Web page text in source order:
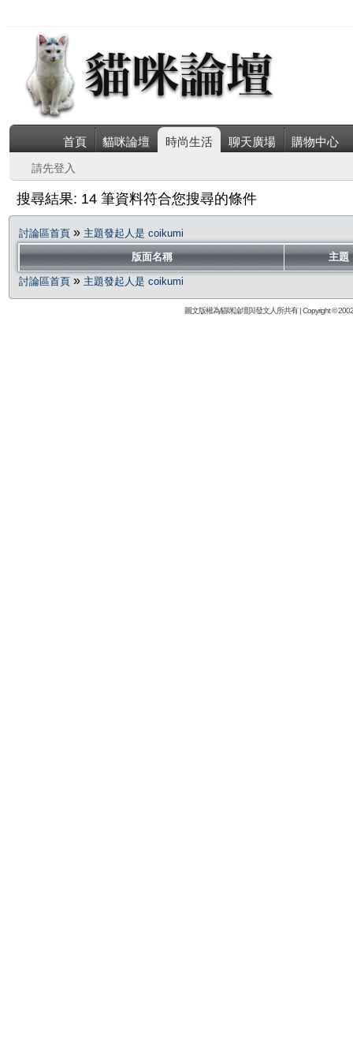
首頁 貓咪論壇 時尚生活 聊天廣場 購物中心
請先登入
搜尋結果: 14 筆資料符合您搜尋的條件
討論區首頁 » 主題發起人是 coikumi
版面名稱
主題
討論區首頁 » 主題發起人是 coikumi
圖文版權為貓咪論壇與發文人所共有 | Copyright ©